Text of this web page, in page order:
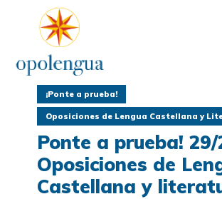
¡Ponte a prueba!
Oposiciones de Lengua Castellana y
Ponte a prueba!
Oposiciones de
Castellana y